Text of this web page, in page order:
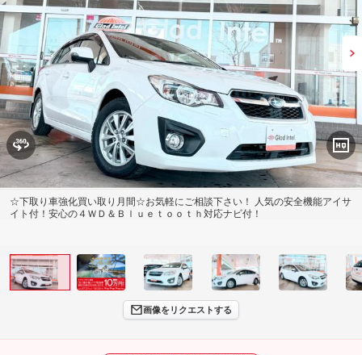
☆下取り車強化買い取り月間☆お気軽にご相談下さい！ 人気の安全機能アイサ
イト付！安心の４ＷＤ＆Ｂｌｕｅｔｏｏｔｈ対応ナビ付！
画像をリクエストする